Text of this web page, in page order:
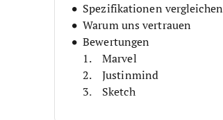
Spezifikationen vergleichen
Warum uns vertrauen
Bewertungen
Marvel
Justinmind
Sketch